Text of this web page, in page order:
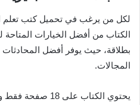
الكتاب من أفضل الخيارات المتاحة
بطلاقة، حيث يوفر أفضل
المجالات.
يحتوي الكتاب على